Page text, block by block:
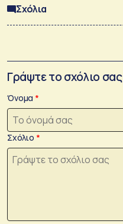
Σχόλια
Γράψτε το σχόλιο σας
Όνομα
Σχόλιο